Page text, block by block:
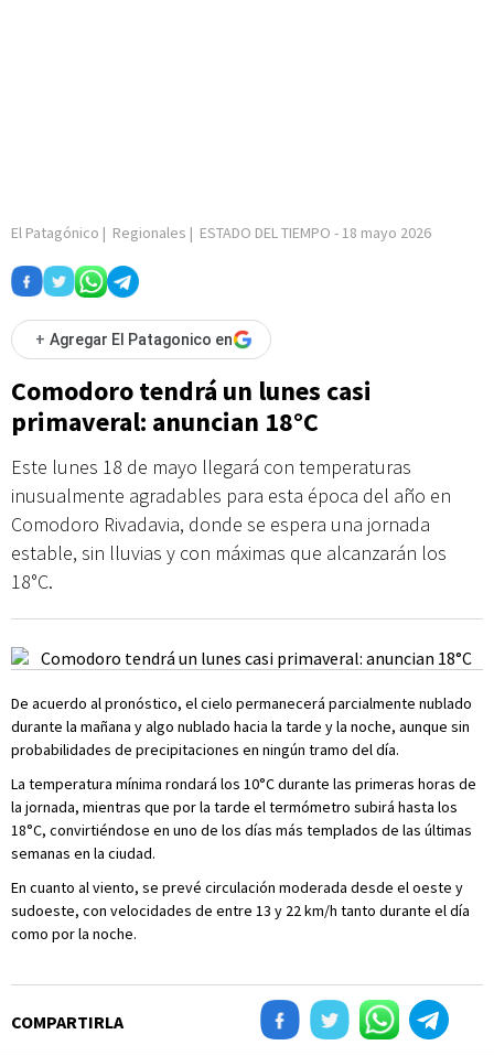
El Patagónico | Regionales | ESTADO DEL TIEMPO - 18 mayo 2026
+ Agregar El Patagonico en
Comodoro tendrá un lunes casi
primaveral: anuncian 18°C
Este lunes 18 de mayo llegará con temperaturas
inusualmente agradables para esta época del año en
Comodoro Rivadavia, donde se espera una jornada
estable, sin lluvias y con máximas que alcanzarán los
18°C.
De acuerdo al pronóstico, el cielo permanecerá parcialmente nublado
durante la mañana y algo nublado hacia la tarde y la noche, aunque sin
probabilidades de precipitaciones en ningún tramo del día.
La temperatura mínima rondará los 10°C durante las primeras horas de
la jornada, mientras que por la tarde el termómetro subirá hasta los
18°C, convirtiéndose en uno de los días más templados de las últimas
semanas en la ciudad.
En cuanto al viento, se prevé circulación moderada desde el oeste y
sudoeste, con velocidades de entre 13 y 22 km/h tanto durante el día
como por la noche.
COMPARTIRLA